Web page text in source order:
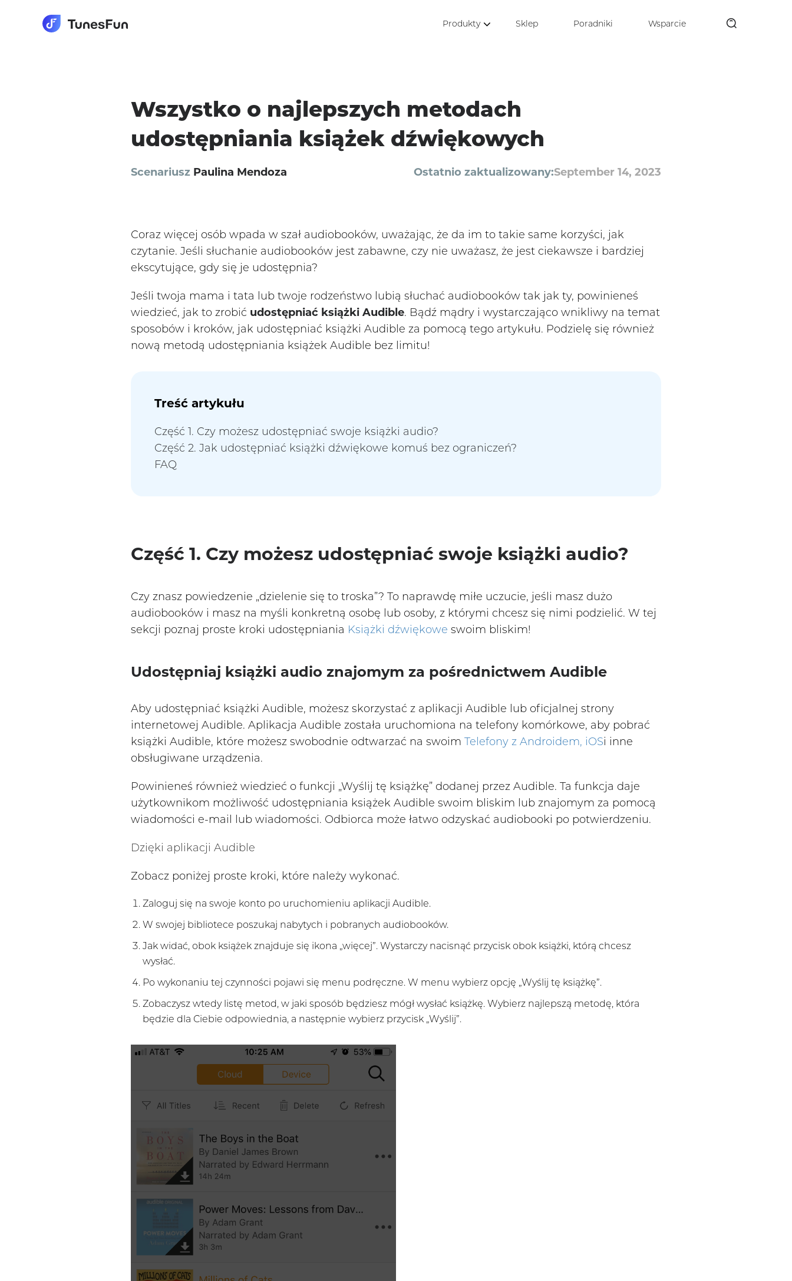
Produkty Sklep Poradniki Wsparcie
Wszystko o najlepszych metodach
udostępniania książek dźwiękowych
Scenariusz Paulina Mendoza Ostatnio zaktualizowany:September 14, 2023
Coraz więcej osób wpada w szał audiobooków, uważając, że da im to takie same korzyści, jak
czytanie. Jeśli słuchanie audiobooków jest zabawne, czy nie uważasz, że jest ciekawsze i bardziej
ekscytujące, gdy się je udostępnia?
Jeśli twoja mama i tata lub twoje rodzeństwo lubią słuchać audiobooków tak jak ty, powinieneś
wiedzieć, jak to zrobić udostępniać książki Audible. Bądź mądry i wystarczająco wnikliwy na temat
sposobów i kroków, jak udostępniać książki Audible za pomocą tego artykułu. Podzielę się również
nową metodą udostępniania książek Audible bez limitu!
Treść artykułu
Część 1. Czy możesz udostępniać swoje książki audio?
Część 2. Jak udostępniać książki dźwiękowe komuś bez ograniczeń?
FAQ
Część 1. Czy możesz udostępniać swoje książki audio?
Czy znasz powiedzenie „dzielenie się to troska”? To naprawdę miłe uczucie, jeśli masz dużo
audiobooków i masz na myśli konkretną osobę lub osoby, z którymi chcesz się nimi podzielić. W tej
sekcji poznaj proste kroki udostępniania Książki dźwiękowe swoim bliskim!
Udostępniaj książki audio znajomym za pośrednictwem Audible
Aby udostępniać książki Audible, możesz skorzystać z aplikacji Audible lub oficjalnej strony
internetowej Audible. Aplikacja Audible została uruchomiona na telefony komórkowe, aby pobrać
książki Audible, które możesz swobodnie odtwarzać na swoim Telefony z Androidem, iOSi inne
obsługiwane urządzenia.
Powinieneś również wiedzieć o funkcji „Wyślij tę książkę” dodanej przez Audible. Ta funkcja daje
użytkownikom możliwość udostępniania książek Audible swoim bliskim lub znajomym za pomocą
wiadomości e-mail lub wiadomości. Odbiorca może łatwo odzyskać audiobooki po potwierdzeniu.
Dzięki aplikacji Audible
Zobacz poniżej proste kroki, które należy wykonać.
Zaloguj się na swoje konto po uruchomieniu aplikacji Audible.
W swojej bibliotece poszukaj nabytych i pobranych audiobooków.
Jak widać, obok książek znajduje się ikona „więcej”. Wystarczy nacisnąć przycisk obok książki, którą chcesz
wysłać.
Po wykonaniu tej czynności pojawi się menu podręczne. W menu wybierz opcję „Wyślij tę książkę”.
Zobaczysz wtedy listę metod, w jaki sposób będziesz mógł wysłać książkę. Wybierz najlepszą metodę, która
będzie dla Ciebie odpowiednia, a następnie wybierz przycisk „Wyślij”.